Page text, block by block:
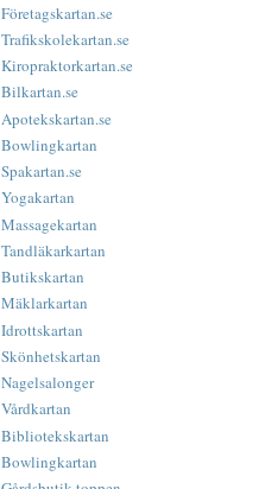
Företagskartan.se
Trafikskolekartan.se
Kiropraktorkartan.se
Bilkartan.se
Apotekskartan.se
Bowlingkartan
Spakartan.se
Yogakartan
Massagekartan
Tandläkarkartan
Butikskartan
Mäklarkartan
Idrottskartan
Skönhetskartan
Nagelsalonger
Vårdkartan
Bibliotekskartan
Bowlingkartan